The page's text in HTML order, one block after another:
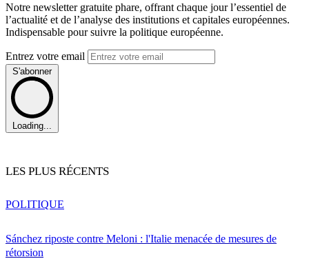
Notre newsletter gratuite phare, offrant chaque jour l’essentiel de
l’actualité et de l’analyse des institutions et capitales européennes.
Indispensable pour suivre la politique européenne.
Entrez votre email
S'abonner
Loading...
LES PLUS RÉCENTS
Sánchez riposte contre Meloni : l'Italie menacée de mesures de
rétorsion
POLITIQUE